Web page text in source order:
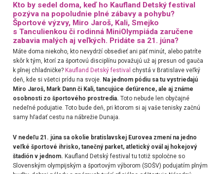
Kto by sedel doma, keď ho Kaufland Detský festival
pozýva na popoludnie plné zábavy a pohybu?
Športové výzvy, Miro Jaroš, Kali, Smejko
s Tanculienkou či rodinná MiniOlympiáda zaručene
zabavia malých aj veľkých. Pridáte sa 21. júna?
Máte doma niekoho, kto nevydrží obsedieť ani päť minút, alebo patríte
skôr k tým, ktorí za športovú disciplínu považujú už aj presun od gauča
k plnej chladničke? Kaufland Detský festival chystá v Bratislave veľký
deň, kde si všetci prídu na svoje. Na jednom pódiu sa tu vystriedajú
Miro Jaroš, Mark Dann či Kali, tancujúce deťúrence, ale aj známe
osobnosti zo športového prostredia. Toto nebude len obyčajné
nedeľné podujatie. Toto bude deň, pri ktorom si aj vaše tenisky začnú
samy hľadať cestu na nábrežie Dunaja.
V nedeľu 21. júna sa okolie bratislavskej Eurovea zmení na jedno
veľké športové ihrisko, tanečný parket, atletický ovál aj hokejový
štadión v jednom. Kaufland Detský festival tu totiž spoločne so
Slovenským olympijským a športovým výborom (SOŠV) podujatím plným